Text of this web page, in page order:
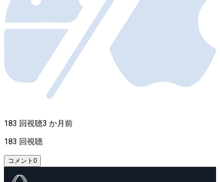
183 回視聴3 か月前
183 回視聴
コメント 0